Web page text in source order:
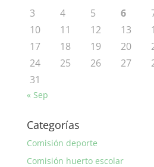
3
4 5 6
10
11 12 13
17
18 19 20
24
25 26 27
31
« Sep
Categorías
Comisión deporte
Comisión huerto escolar